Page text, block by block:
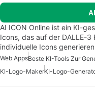
AI ICON Online ist ein KI-
Icons, das auf der DALLE-
individuelle Icons
Web Apps
KI-Logo-MakerKI-Logo-